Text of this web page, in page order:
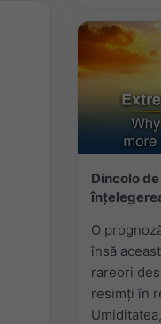
Dincolo
O
însă
rareori
resimți în